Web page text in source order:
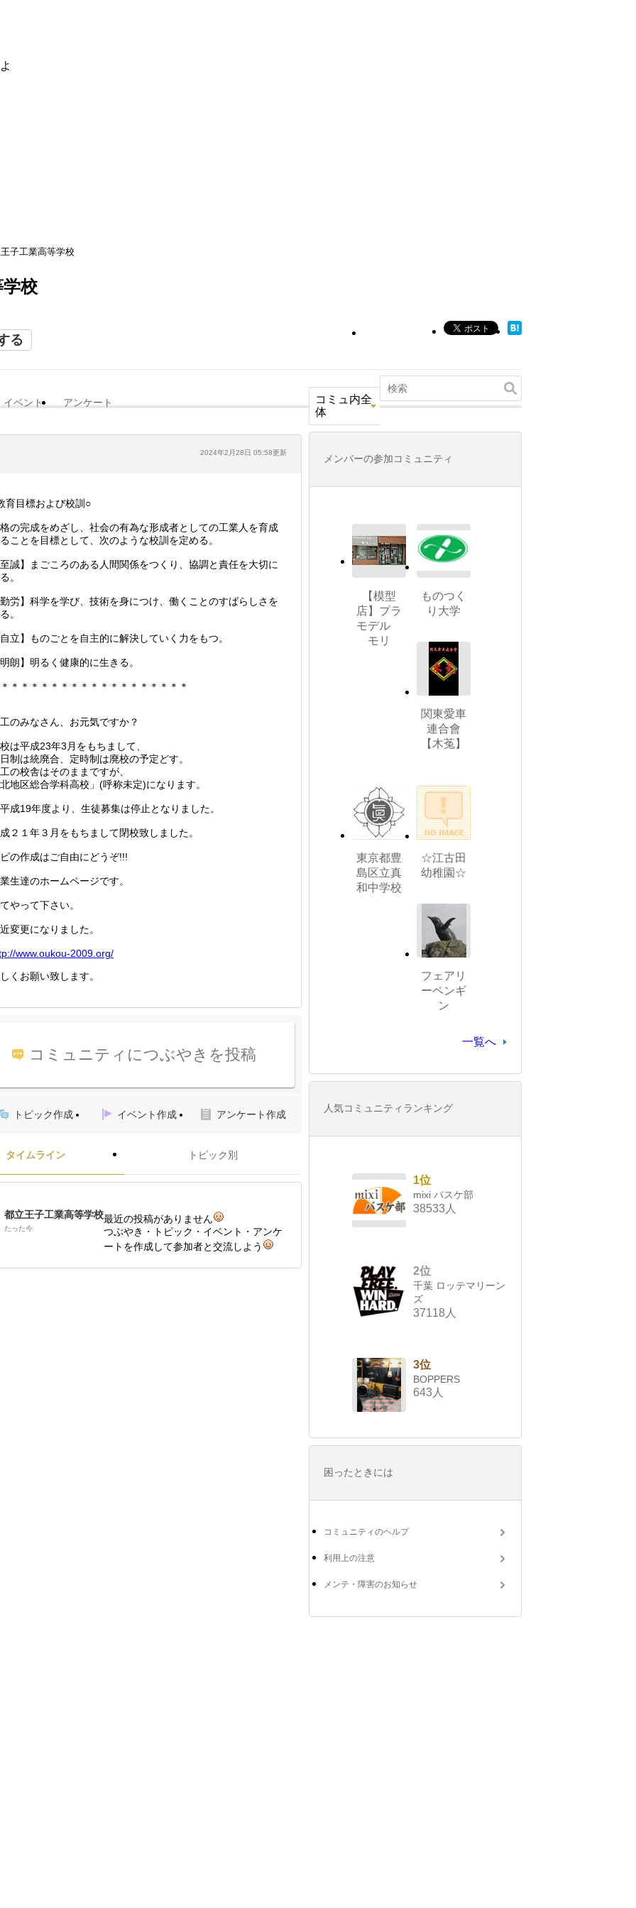
子工業高等学校
校
る
イベント アンケート
コミュ内全
体
2024年2月28日 05:58更新
育目標および校訓○
の完成をめざし、社会の有為な形成者としての工業人を育成
ことを目標として、次のような校訓を定める。
誠】まごころのある人間関係をつくり、協調と責任を大切に
。
労】科学を学び、技術を身につけ、働くことのすばらしさを
。
立】ものごとを自主的に解決していく力をもつ。
朗】明るく健康的に生きる。
＊＊＊＊＊＊＊＊＊＊＊＊＊＊＊＊＊＊
のみなさん、お元気ですか？
は平成23年3月をもちまして、
制は統廃合、定時制は廃校の予定どす。
の校舎はそのままですが、
地区総合学科高校」(呼称未定)になります。
成19年度より、生徒募集は停止となりました。
２１年３月をもちまして閉校致しました。
の作成はご自由にどうぞ!!!
生達のホームページです。
やって下さい。
変更になりました。
www.oukou-2009 .org/
くお願い致します。
コミュニティにつぶやきを投稿
トピック作成 イベント作成 アンケート作成
タイムライン トピック別
都立王子工業高等学校
たった今
最近の投稿がありません
つぶやき・トピック・イベント・アンケ
ートを作成して参加者と交流しよう
メンバーの参加コミュニティ
【模型
店】プラ
モデル
モリ
ものつく
り大学
関東愛車
連合會
【木菟】
東京都豊
島区立真
和中学校
☆江古田
幼稚園☆
フェアリ
ーペンギ
ン
一覧へ
人気コミュニティランキング
1位
mixi バスケ部
38533人
2位
千葉 ロッテマリーン
ズ
37118人
3位
BOPPERS
643人
困ったときには
コミュニティのヘルプ
利用上の注意
メンテ・障害のお知らせ